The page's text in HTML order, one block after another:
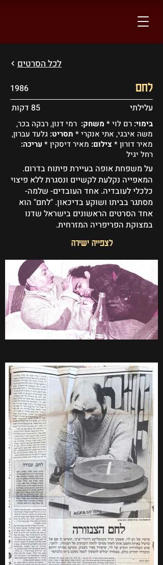
לכל הסרטים
לחם
1986
85 דקות
עלילתי
בימוי: רם לוי * משחק: רמי דנון, רבקה בכר,
משה איבגי, אתי אנקרי * תסריט: גלעד עברון,
מאיר דורון *צילום: מאיר דיסקין * עריכה:
רחל יגיל
על משפחת אופה בעיירת פיתוח בדרום.
המאפייה נקלעת לקשיים ונסגרת ללא פיצוי
כלכלי לעובדיה. אחד העובדים- שלמה-
מסתגר בביתו ושוקע בדיכאון. "לחם" הוא
אחד הסרטים הראשונים בישראל שדנו
במצוקת הפריפריה המזרחית.
לצפייה ישירה